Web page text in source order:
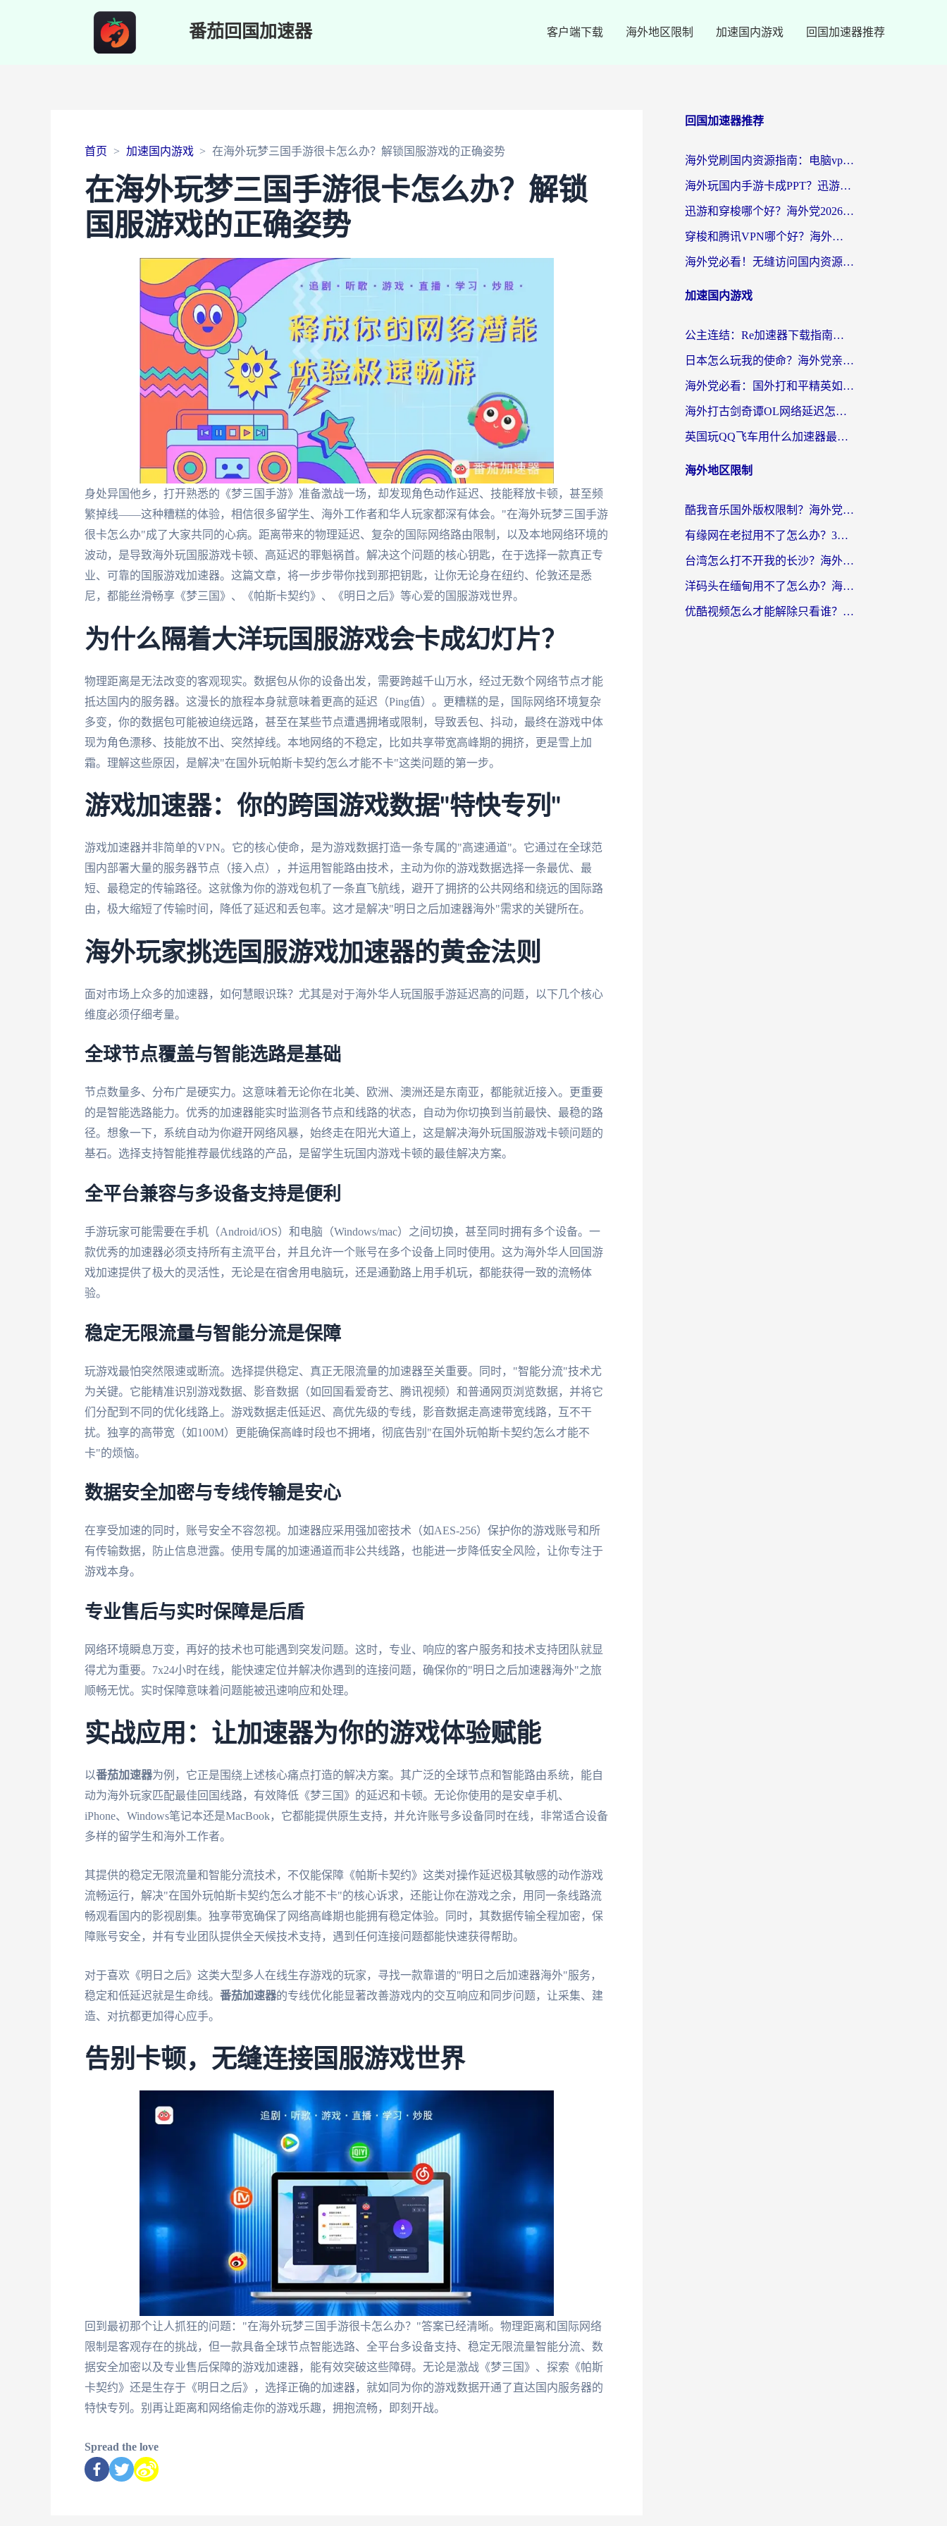
番茄回国加速器 客户端下载 海外地区限制 加速国内游戏 回国加速器推荐
首页 加速国内游戏 在海外玩梦三国手游很卡怎么办？解锁国服游戏的正确姿势
在海外玩梦三国手游很卡怎么办？解锁
国服游戏的正确姿势
身处异国他乡，打开熟悉的《梦三国手游》准备激战一场，却发现角色动作延迟、技能释放卡顿，甚至频
繁掉线——这种糟糕的体验，相信很多留学生、海外工作者和华人玩家都深有体会。"在海外玩梦三国手游
很卡怎么办"成了大家共同的心病。距离带来的物理延迟、复杂的国际网络路由限制，以及本地网络环境的
波动，是导致海外玩国服游戏卡顿、高延迟的罪魁祸首。解决这个问题的核心钥匙，在于选择一款真正专
业、可靠的国服游戏加速器。这篇文章，将一步步带你找到那把钥匙，让你无论身在纽约、伦敦还是悉
尼，都能丝滑畅享《梦三国》、《帕斯卡契约》、《明日之后》等心爱的国服游戏世界。
为什么隔着大洋玩国服游戏会卡成幻灯片？
物理距离是无法改变的客观现实。数据包从你的设备出发，需要跨越千山万水，经过无数个网络节点才能
抵达国内的服务器。这漫长的旅程本身就意味着更高的延迟（Ping值）。更糟糕的是，国际网络环境复杂
多变，你的数据包可能被迫绕远路，甚至在某些节点遭遇拥堵或限制，导致丢包、抖动，最终在游戏中体
现为角色漂移、技能放不出、突然掉线。本地网络的不稳定，比如共享带宽高峰期的拥挤，更是雪上加
霜。理解这些原因，是解决"在国外玩帕斯卡契约怎么才能不卡"这类问题的第一步。
游戏加速器：你的跨国游戏数据"特快专列"
游戏加速器并非简单的VPN。它的核心使命，是为游戏数据打造一条专属的"高速通道"。它通过在全球范
围内部署大量的服务器节点（接入点），并运用智能路由技术，主动为你的游戏数据选择一条最优、最
短、最稳定的传输路径。这就像为你的游戏包机了一条直飞航线，避开了拥挤的公共网络和绕远的国际路
由，极大缩短了传输时间，降低了延迟和丢包率。这才是解决"明日之后加速器海外"需求的关键所在。
海外玩家挑选国服游戏加速器的黄金法则
面对市场上众多的加速器，如何慧眼识珠？尤其是对于海外华人玩国服手游延迟高的问题，以下几个核心
维度必须仔细考量。
全球节点覆盖与智能选路是基础
节点数量多、分布广是硬实力。这意味着无论你在北美、欧洲、澳洲还是东南亚，都能就近接入。更重要
的是智能选路能力。优秀的加速器能实时监测各节点和线路的状态，自动为你切换到当前最快、最稳的路
径。想象一下，系统自动为你避开网络风暴，始终走在阳光大道上，这是解决海外玩国服游戏卡顿问题的
基石。选择支持智能推荐最优线路的产品，是留学生玩国内游戏卡顿的最佳解决方案。
全平台兼容与多设备支持是便利
手游玩家可能需要在手机（Android/iOS）和电脑（Windows/mac）之间切换，甚至同时拥有多个设备。一
款优秀的加速器必须支持所有主流平台，并且允许一个账号在多个设备上同时使用。这为海外华人回国游
戏加速提供了极大的灵活性，无论是在宿舍用电脑玩，还是通勤路上用手机玩，都能获得一致的流畅体
验。
稳定无限流量与智能分流是保障
玩游戏最怕突然限速或断流。选择提供稳定、真正无限流量的加速器至关重要。同时，"智能分流"技术尤
为关键。它能精准识别游戏数据、影音数据（如回国看爱奇艺、腾讯视频）和普通网页浏览数据，并将它
们分配到不同的优化线路上。游戏数据走低延迟、高优先级的专线，影音数据走高速带宽线路，互不干
扰。独享的高带宽（如100M）更能确保高峰时段也不拥堵，彻底告别"在国外玩帕斯卡契约怎么才能不
卡"的烦恼。
数据安全加密与专线传输是安心
在享受加速的同时，账号安全不容忽视。加速器应采用强加密技术（如AES-256）保护你的游戏账号和所
有传输数据，防止信息泄露。使用专属的加速通道而非公共线路，也能进一步降低安全风险，让你专注于
游戏本身。
专业售后与实时保障是后盾
网络环境瞬息万变，再好的技术也可能遇到突发问题。这时，专业、响应的客户服务和技术支持团队就显
得尤为重要。7x24小时在线，能快速定位并解决你遇到的连接问题，确保你的"明日之后加速器海外"之旅
顺畅无忧。实时保障意味着问题能被迅速响应和处理。
实战应用：让加速器为你的游戏体验赋能
以番茄加速器为例，它正是围绕上述核心痛点打造的解决方案。其广泛的全球节点和智能路由系统，能自
动为海外玩家匹配最佳回国线路，有效降低《梦三国》的延迟和卡顿。无论你使用的是安卓手机、
iPhone、Windows笔记本还是MacBook，它都能提供原生支持，并允许账号多设备同时在线，非常适合设备
多样的留学生和海外工作者。
其提供的稳定无限流量和智能分流技术，不仅能保障《帕斯卡契约》这类对操作延迟极其敏感的动作游戏
流畅运行，解决"在国外玩帕斯卡契约怎么才能不卡"的核心诉求，还能让你在游戏之余，用同一条线路流
畅观看国内的影视剧集。独享带宽确保了网络高峰期也能拥有稳定体验。同时，其数据传输全程加密，保
障账号安全，并有专业团队提供全天候技术支持，遇到任何连接问题都能快速获得帮助。
对于喜欢《明日之后》这类大型多人在线生存游戏的玩家，寻找一款靠谱的"明日之后加速器海外"服务，
稳定和低延迟就是生命线。 番茄加速器的专线优化能显著改善游戏内的交互响应和同步问题，让采集、建
造、对抗都更加得心应手。
告别卡顿，无缝连接国服游戏世界
回到最初那个让人抓狂的问题："在海外玩梦三国手游很卡怎么办？"答案已经清晰。物理距离和国际网络
限制是客观存在的挑战，但一款具备全球节点智能选路、全平台多设备支持、稳定无限流量智能分流、数
据安全加密以及专业售后保障的游戏加速器，能有效突破这些障碍。无论是激战《梦三国》、探索《帕斯
卡契约》还是生存于《明日之后》，选择正确的加速器，就如同为你的游戏数据开通了直达国内服务器的
特快专列。别再让距离和网络偷走你的游戏乐趣，拥抱流畅，即刻开战。
Spread the love
回国加速器推荐
海外党刷国内资源指南：电脑vpn免费版真的能用吗？选对加速器才是关键
海外玩国内手游卡成PPT？迅游和奇游手游哪个好？附真实VPN评测及番茄加速器体验
迅游和穿梭哪个好？海外党2026亲测对比+免费vs付费选择指南，附番茄加速器实测体验
穿梭和腾讯VPN哪个好？海外党亲测3款热门回国加速器，附避坑指南
海外党必看！无缝访问国内资源指南：从vpn官网下载到加速器选择（附番茄实测）
加速国内游戏
公主连结：Re加速器下载指南——海外党不再错过国服活动的秘密武器
日本怎么玩我的使命？海外党亲测有效的国服游戏加速指南（附避坑技巧）
海外党必看：国外打和平精英如何降低延迟？附3款热门国服游戏加速方案
海外打古剑奇谭OL网络延迟怎么办？老玩家亲测有效的加速器选择指南
英国玩QQ飞车用什么加速器最好？海外党亲测，告别漂移卡顿的终极选择
海外地区限制
酷我音乐国外版权限制？海外党听国内歌、玩游戏、看剧的一站式解决方案
有缘网在老挝用不了怎么办？3个实用技巧解决海外访问国内服务难题
台湾怎么打不开我的长沙？海外党追剧看片、用环球时报不卡的实用指南
洋码头在缅甸用不了怎么办？海外党必备回国加速指南，解决追剧购物生活服务难题
优酷视频怎么才能解除只看谁？海外党亲测有效的追剧自由指南